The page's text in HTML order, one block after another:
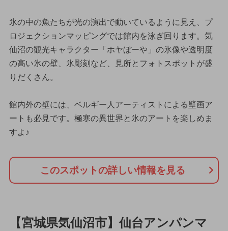
氷の中の魚たちが光の演出で動いているように見え、プ
ロジェクションマッピングでは館内を泳ぎ回ります。気
仙沼の観光キャラクター「ホヤぼーや」の氷像や透明度
の高い氷の壁、氷彫刻など、見所とフォトスポットが盛
りだくさん。
館内外の壁には、ベルギー人アーティストによる壁画ア
ートも必見です。極寒の異世界と氷のアートを楽しめま
すよ♪
このスポットの詳しい情報を見る
【宮城県気仙沼市】仙台アンパンマ